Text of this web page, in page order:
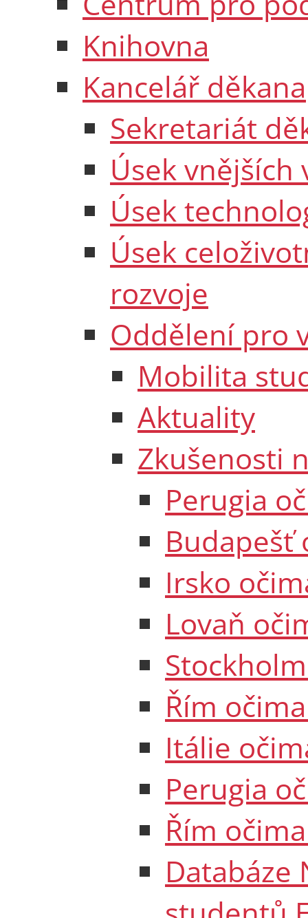
Knihovna
Kancelář děkana
Sekretariát
Úsek vnějších
Úsek
Úsek
rozvoje
Oddělení pro
Mobilita
Aktuality
Zkušenosti
Perugia
Budapešť
Irsko
Lovaň
Řím
Itálie
Perugia
Řím
Databáze